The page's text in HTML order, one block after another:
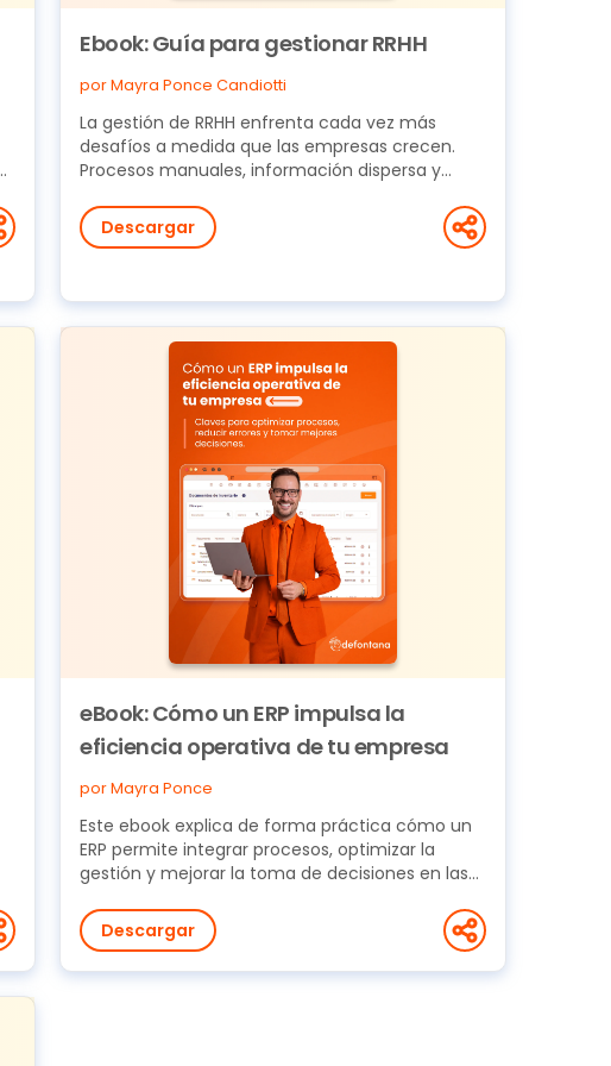
Ebook: Guía para gestionar RRHH
por Mayra Ponce Candiotti
La gestión de RRHH enfrenta cada vez más
desafíos a medida que las empresas crecen.
Procesos manuales, información dispersa y
Descargar
eBook: Cómo un ERP impulsa la
eficiencia operativa de tu empresa
por Mayra Ponce
Este ebook explica de forma práctica cómo un
ERP permite integrar procesos, optimizar la
gestión y mejorar la toma de decisiones en las
Descargar